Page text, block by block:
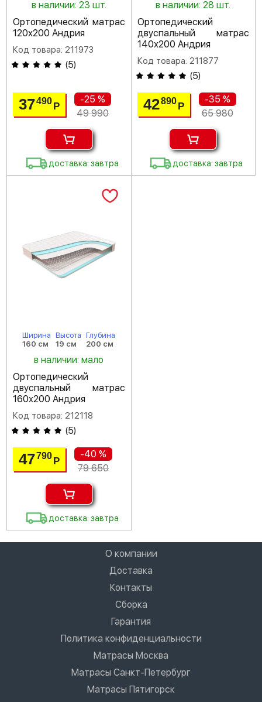
в наличии: 23 шт.
Ортопедический матрас
120х200 Андрия
Код товара: 211973
(5)
37490Р
-25 %
49 990
доставка: завтра
в наличии: 28 шт.
Ортопедический
двуспальный матрас
140х200 Андрия
Код товара: 211877
(5)
42890 Р
-35 %
65 980
доставка: завтра
Ширина
160 см
Высота
19 см
Глубина
200 см
в наличии: мало
Ортопедический
двуспальный матрас
160х200 Андрия
Код товара: 212118
(5)
47790Р
-40 %
79 650
доставка: завтра
О компании
Доставка
Контакты
Сборка
Гарантия
Политика конфиденциальности
Матрасы Москва
Матрасы Санкт-Петербург
Матрасы Пятигорск